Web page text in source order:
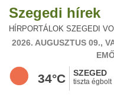
Szegedi hírek
HÍRPORTÁLOK SZEGEDI
2026. AUGUSZTUS 09.,
34°C SZEGED
tiszta égbolt